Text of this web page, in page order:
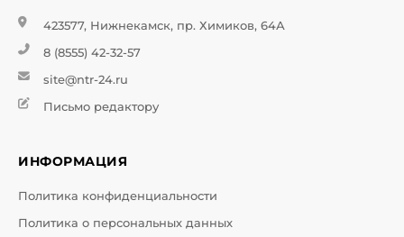
423577, Нижнекамск, пр. Химиков, 64А
8 (8555) 42-32-57
site@ntr-24.ru
Письмо редактору
ИНФОРМАЦИЯ
Политика конфиденциальности
Политика о персональных данных